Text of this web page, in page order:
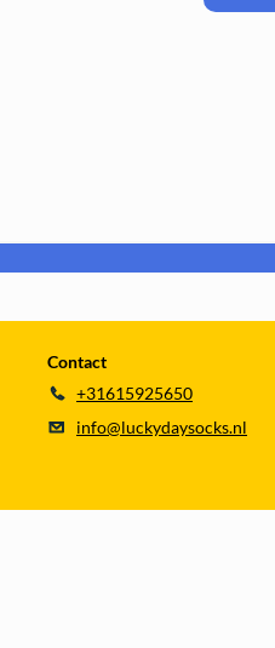
Contact
+31615925650
info@luckydaysocks.nl